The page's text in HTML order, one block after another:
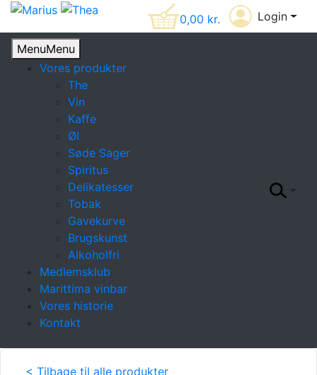
0,00 kr. Login
MenuMenu
Vores produkter
The
Vin
Kaffe
Øl
Søde Sager
Spiritus
Delikatesser
Tobak
Gavekurve
Brugskunst
Alkoholfri
Medlemsklub
Marittima vinbar
Vores historie
Kontakt
< Tilbage til alle produkter